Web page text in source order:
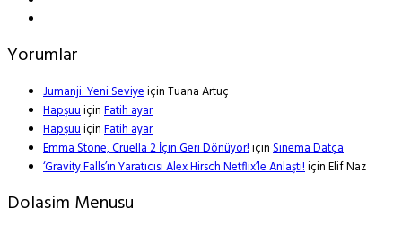
Yorumlar
Jumanji: Yeni SeviyeiçinTuana Artuç
HapşuuiçinFatih ayar
HapşuuiçinFatih ayar
Emma Stone, Cruella 2 İçin Geri Dönüyor!içinSinema Datça
‘Gravity Falls’ın Yaratıcısı Alex Hirsch Netflix’le Anlaştı!içinElif Naz
Dolasim Menusu